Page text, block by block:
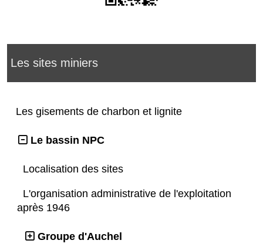
Les sites miniers
Les gisements de charbon et lignite
Le bassin NPC
Localisation des sites
L'organisation administrative de l'exploitation
après 1946
Groupe d'Auchel